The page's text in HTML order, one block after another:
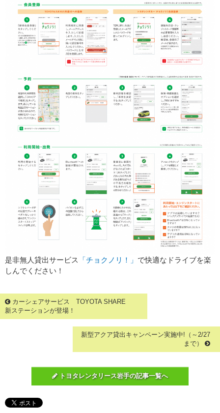
是非無人貸出サービス 「チョクノリ！」 で快適なドライブを楽
しんでください！
カーシェアサービス TOYOTA SHARE
新ステーションが登場！
新型アクア貸出キャンペーン実施中!（～2/27
まで）
トヨタレンタリース岩手の記事一覧へ